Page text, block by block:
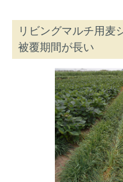
事業内容
養液栽培
農業資材
農薬・肥料
家庭園芸
生産者向け
花の苗・種
会社の業績
電子公告
リビングマルチ用麦
被覆期間が長い